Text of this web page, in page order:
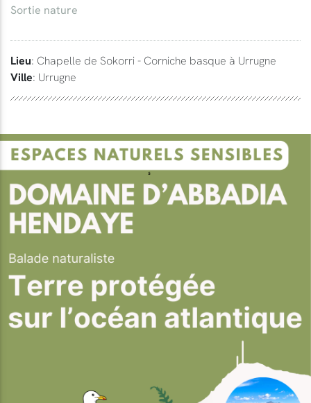
Sortie nature
Lieu: Chapelle de Sokorri - Corniche basque à Urrugne
Ville: Urrugne